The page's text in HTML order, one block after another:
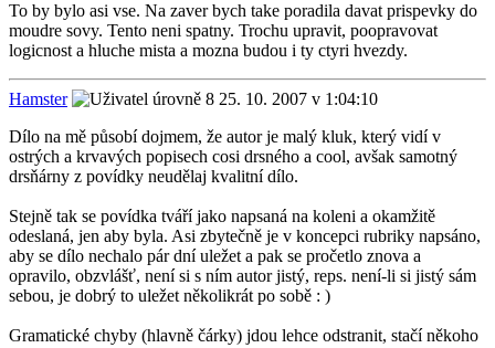
To by bylo asi vse. Na zaver bych take poradila davat prispevky do
moudre sovy. Tento neni spatny. Trochu upravit, poopravovat
logicnost a hluche mista a mozna budou i ty ctyri hvezdy.
Hamster
25. 10. 2007 v 1:04:10
Dílo na mě působí dojmem, že autor je malý kluk, který vidí v
ostrých a krvavých popisech cosi drsného a cool, avšak samotný
drsňárny z povídky neudělaj kvalitní dílo.
Stejně tak se povídka tváří jako napsaná na koleni a okamžitě
odeslaná, jen aby byla. Asi zbytečně je v koncepci rubriky napsáno,
aby se dílo nechalo pár dní uležet a pak se pročetlo znova a
opravilo, obzvlášť, není si s ním autor jistý, reps. není-li si jistý sám
sebou, je dobrý to uležet několikrát po sobě : )
Gramatické chyby (hlavně čárky) jdou lehce odstranit, stačí někoho